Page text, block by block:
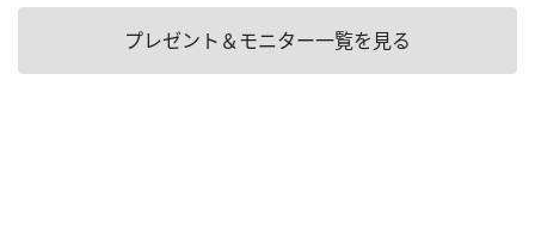
プレゼント＆モニター一覧を見る